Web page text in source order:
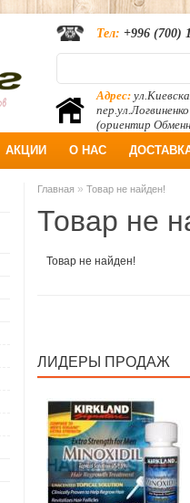
Адрес:
пер.ул.Логвиненко
(ориентир
Тел: +996 (700)
АКЦИИ О НАС
Главная » Товар не найден!
Товар не
Товар не найден!
ЛИДЕРЫ ПРОДАЖ